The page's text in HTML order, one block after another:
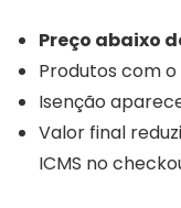
Preço abaixo
Produtos com o
Isenção
Valor final
ICMS no